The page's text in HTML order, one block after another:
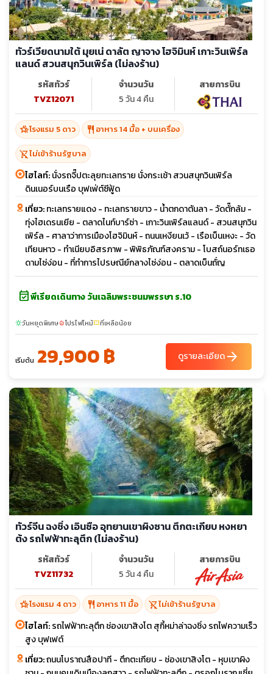
ทัวร์เวียดนามใต้ มุยเน่ ดาลัต ญาจาง โฮจิมินห์ เกาะวินเพิร์ล
แลนด์ สวนสนุกวินเพิร์ล (ไม่ลงร้าน)
รหัสทัวร์
TVZ12071
จำนวนวัน
5 วัน 4 คืน
สายการบิน
hotel_classโรงแรม 5 ดาว restaurant อาหาร 14 มื้อ + บนเครื่อง
shopping_cart_offไม่เข้าร้านรัฐบาล
ไฮไลท์:นั่งรถจี๊ปตะลุยทะเลทราย นั่งกระเช้า สวนสนุกวินเพิร์ล
ดินเนอร์บนเรือ บุฟเฟ่ต์ซีฟู้ด
เที่ยว:ทะเลทรายแดง - ทะเลทรายขาว - น้ำตกดาตันลา - วัดตั๊กล้ม -
ทุ่งไฮเดรนเยีย - ตลาดไนท์บาร์ซ่า - เกาะวินเพิร์ลแลนด์ - สวนสนุกวิน
เพิร์ล - ศาลาว่าการเมืองโฮจิมินห์ - ถนนเหงียนเว้ - เรือเบ็นเหงะ - วัด
เทียนหาว - ทำเนียบอิสรภาพ - พิพิธภัณฑ์สงคราม - โบสถ์นอร์ทเธอ
ดามไซ่ง่อน - ที่ทำการไปรษณีย์กลางไซ่ง่อน - ตลาดเบ็นถั่ญ
event_availableพีเรียดเดินทาง วันเฉลิมพระชนมพรรษา ร.10
sunnyวันหยุดพิเศษlocal_fire_departmentโปรไฟไหม้confirmation_numberที่เหลือน้อย
เริ่มต้น 29,900 ฿ ดูรายละเอียดarrow_forward
ทัวร์จีน ฉงชิ่ง เอินซือ อุทยานเขาผิงซาน ตึกตะเกียบ หงหยา
ต้ง รถไฟฟ้าทะลุตึก (ไม่ลงร้าน)
รหัสทัวร์
TVZ11732
จำนวนวัน
5 วัน 4 คืน
สายการบิน
hotel_classโรงแรม 4 ดาว restaurant อาหาร 11 มื้อ shopping_cart_offไม่เข้าร้านรัฐบาล
ไฮไลท์:รถไฟฟ้าทะลุตึก ช่องเขาสิงโต สุกี้หม่าล่าฉงชิ่ง รถไฟความเร็ว
สูง บุฟเฟต์
เที่ยว:ถนนโบราณสือปาที - ตึกตะเกียบ - ช่องเขาสิงโต - หุบเขาผิง